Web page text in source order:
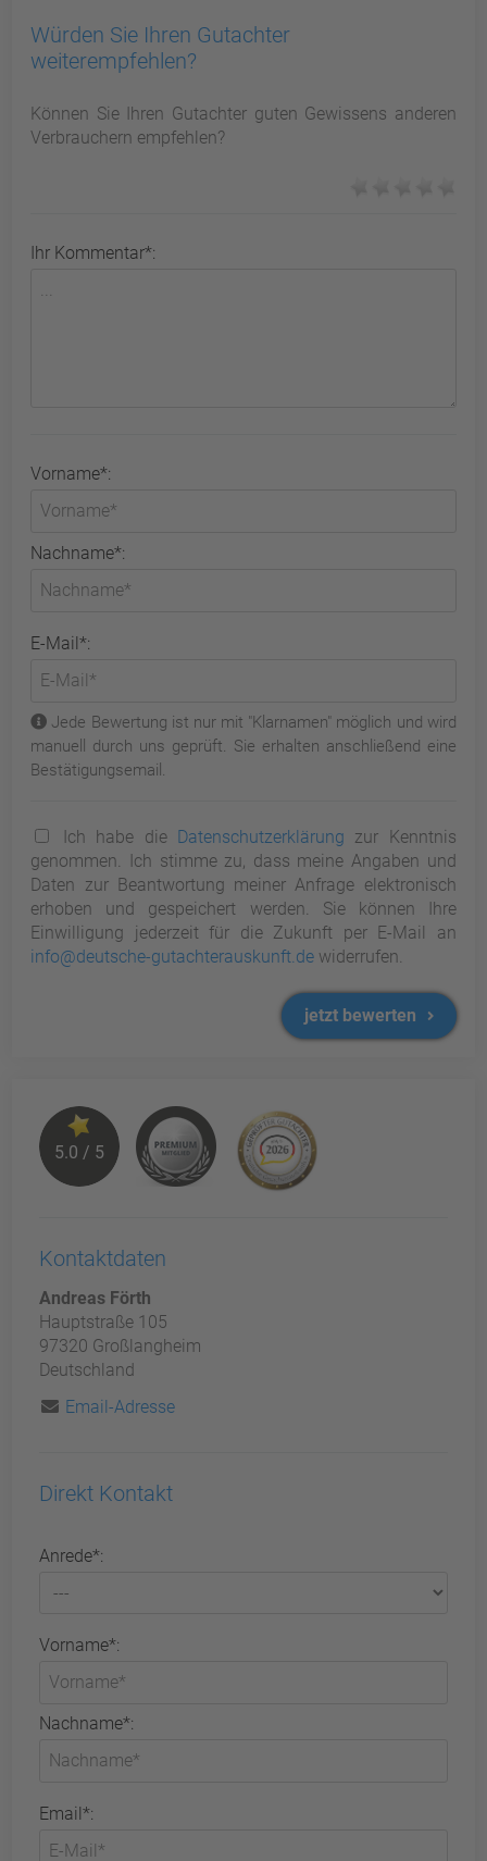
Würden Sie Ihren Gutachter
weiterempfehlen?
Können Sie Ihren Gutachter guten Gewissens anderen
Verbrauchern empfehlen?
Ihr Kommentar*:
Vorname*:
Nachname*:
E-Mail*:
Jede Bewertung ist nur mit "Klarnamen" möglich und wird
manuell durch uns geprüft. Sie erhalten anschließend eine
Bestätigungsemail.
Ich habe die Datenschutzerklärung zur Kenntnis
genommen. Ich stimme zu, dass meine Angaben und
Daten zur Beantwortung meiner Anfrage elektronisch
erhoben und gespeichert werden. Sie können Ihre
Einwilligung jederzeit für die Zukunft per E-Mail an
info@deutsche-gutachterauskunft.de widerrufen.
jetzt bewerten
5.0 / 5
Kontaktdaten
Andreas Förth
Hauptstraße 105
97320 Großlangheim
Deutschland
Email-Adresse
Direkt Kontakt
Anrede*:
Vorname*:
Nachname*:
Email*: